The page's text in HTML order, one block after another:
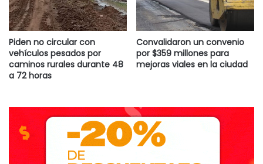
Piden no circular con
vehículos pesados por
caminos rurales durante 48
a 72 horas
Convalidaron un convenio
por $359 millones para
mejoras viales en la ciudad